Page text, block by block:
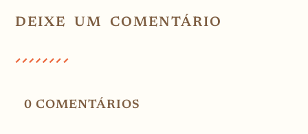
DEIXE UM COMENTÁRIO
0 COMENTÁRIOS